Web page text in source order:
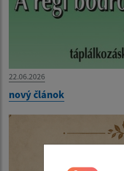
22.06.2026
nový článok